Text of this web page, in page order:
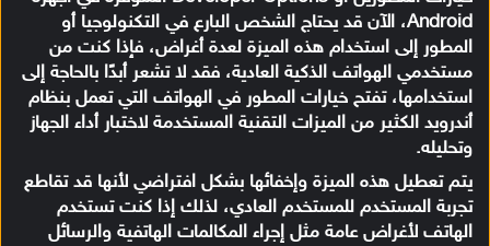
Android، الآن قد يحتاج الشخص البارع في التكنولوجيا أو
المطور إلى استخدام هذه الميزة لعدة أغراض، فإذا كنت من
مستخدمي الهواتف الذكية العادية، فقد لا تشعر أبدًا بالحاجة إلى
استخدامها، تفتح خيارات المطور في الهواتف التي تعمل بنظام
أندرويد الكثير من الميزات التقنية المستخدمة لاختبار أداء الجهاز
وتحليله.
يتم تعطيل هذه الميزة وإخفائها بشكل افتراضي لأنها قد تقاطع
تجربة المستخدم للمستخدم العادي، لذلك إذا كنت تستخدم
الهاتف لأغراض عامة مثل إجراء المكالمات الهاتفية والرسائل